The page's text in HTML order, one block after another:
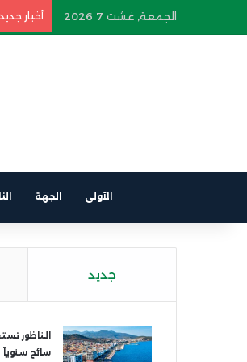
الجمعة, غشت 7 2026 أخبار
الأولى الجهة
جديد
سائح سنوياً